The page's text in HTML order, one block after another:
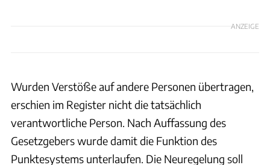
ANZEIGE
Wurden Verstöße auf andere Personen übertragen,
erschien im Register nicht die tatsächlich
verantwortliche Person. Nach Auffassung des
Gesetzgebers wurde damit die Funktion des
Punktesystems unterlaufen. Die Neuregelung soll